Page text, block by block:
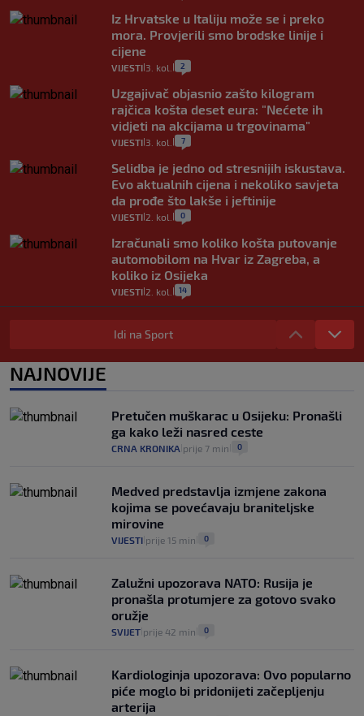
Iz Hrvatske u Italiju može se i preko
mora. Provjerili smo brodske linije i
cijene
VIJESTI 3. kol. 2
Uzgajivač objasnio zašto kilogram
rajčica košta deset eura: "Nećete ih
vidjeti na akcijama u trgovinama"
VIJESTI 3. kol. 7
Selidba je jedno od stresnijih iskustava.
Evo aktualnih cijena i nekoliko savjeta
da prođe što lakše i jeftinije
VIJESTI 2. kol. 0
Izračunali smo koliko košta putovanje
automobilom na Hvar iz Zagreba, a
koliko iz Osijeka
VIJESTI 2. kol. 14
"Kći je otišla na more, a zaboravila
zdravstvenu iskaznicu". Kakva su prava
pacijenata izvan mjesta prebivališta?
1
Plenković na 15 dana ukine mjere: "Ne bi
se dogodilo ništa. Vlada se zaljubila u te
intervencije"
Idi na Sport
NAJNOVIJE
Pretučen muškarac u Osijeku: Pronašli
ga kako leži nasred ceste
CRNA KRONIKA prije 7 min 0
Medved predstavlja izmjene zakona
kojima se povećavaju braniteljske
mirovine
VIJESTI prije 15 min 0
Zalužni upozorava NATO: Rusija je
pronašla protumjere za gotovo svako
oružje
SVIJET prije 42 min 0
Kardiologinja upozorava: Ovo popularno
piće moglo bi pridonijeti začepljenju
arterija